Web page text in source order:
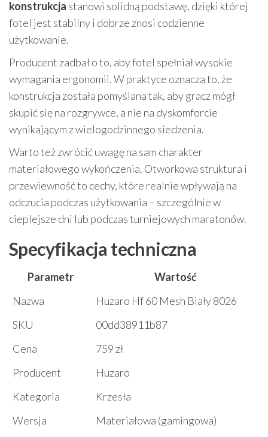
konstrukcja stanowi solidną podstawę, dzięki której
fotel jest stabilny i dobrze znosi codzienne
użytkowanie.
Producent zadbał o to, aby fotel spełniał wysokie
wymagania ergonomii. W praktyce oznacza to, że
konstrukcja została pomyślana tak, aby gracz mógł
skupić się na rozgrywce, a nie na dyskomforcie
wynikającym z wielogodzinnego siedzenia.
Warto też zwrócić uwagę na sam charakter
materiałowego wykończenia. Otworkowa struktura i
przewiewność to cechy, które realnie wpływają na
odczucia podczas użytkowania – szczególnie w
cieplejsze dni lub podczas turniejowych maratonów.
Specyfikacja techniczna
Parametr
Wartość
Nazwa
Huzaro Hf 60 Mesh Biały 8026
SKU
00dd38911b87
Cena
759 zł
Producent
Huzaro
Kategoria
Krzesła
Wersja
Materiałowa (gamingowa)